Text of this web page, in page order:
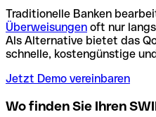
Traditionelle Banken
Überweisungen oft nur
Als Alternative bietet das
schnelle, kostengünstige
Jetzt Demo vereinbaren
Wo finden Sie Ihren